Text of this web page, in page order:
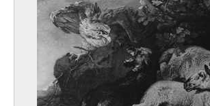
Bonn, Rhétanie du Nord-Westphalie (Allemagne)
van Baurscheit Jan Pieter II
Anvers 1699 - 1768
Van Beers Jan
Lierre 1852 - Fay-aux-Loges, Loiret (France) 1927
van Beresteyn Claes